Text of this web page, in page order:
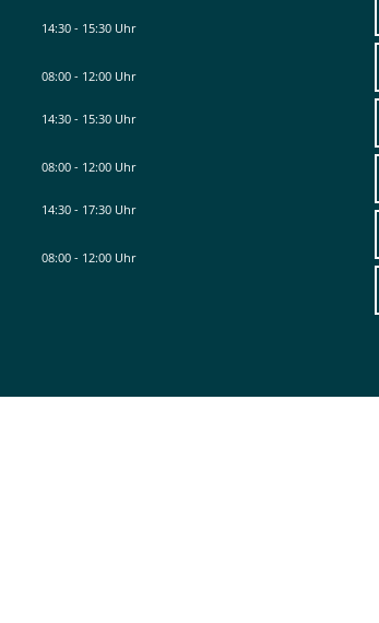
Von 08:00 bis 12:00 Uhr
14:30 - 15:30 Uhr
Von 14:30 bis 15:30 Uhr
08:00 - 12:00 Uhr
Von 08:00 bis 12:00 Uhr
14:30 - 15:30 Uhr
Von 14:30 bis 15:30 Uhr
08:00 - 12:00 Uhr
Von 08:00 bis 12:00 Uhr
14:30 - 17:30 Uhr
Von 14:30 bis 17:30 Uhr
08:00 - 12:00 Uhr